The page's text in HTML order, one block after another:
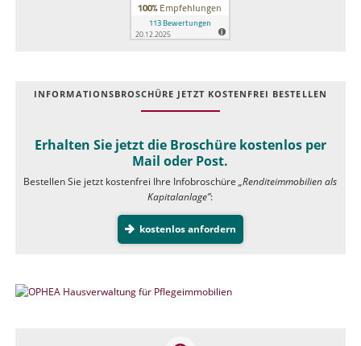
INFOR­MATIONS­BROSCHÜRE JETZT KOSTEN­FREI BESTELLEN
Erhalten Sie jetzt die Broschüre kostenlos per
Mail oder Post.
Bestellen Sie jetzt kostenfrei Ihre Infobroschüre„Renditeimmobilien als
Kapitalanlage”:
kostenlos anfordern